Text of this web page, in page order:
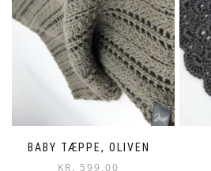
BABY TÆPPE, OLIVEN
KR. 599,00